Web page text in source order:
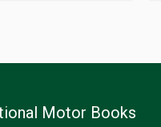
Motor Books